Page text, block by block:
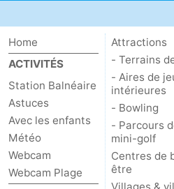
Zierikzee
-
Nature
Oosterschelde
-
Burgh
Haamstede
-
Nature
Kop
van
Walcheren
-
Veere
-
Home
ACTIVITÉS
Station Balnéaire
Astuces
Avec les enfants
Météo
Webcam
Webcam Plage
Attractions
- Terrains
- Aires de
intérieures
- Bowling
- Parcours
mini-golf
Centres de
être